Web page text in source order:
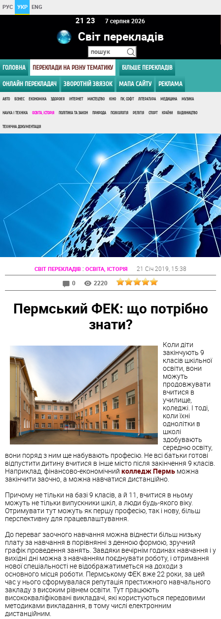
РУС УКР ENG
21 23 7 серпня 2026
Світ перекладів
ГОЛОВНА ПЕРЕКЛАДИ НА РІЗНУ ТЕМАТИКУ БІЛЬШЕ ПЕРЕКЛАДІВ
ОНЛАЙН ПЕРЕКЛАДАЧ ЗВОРОТНІЙ ЗВЯЗОК МАПА САЙТУ РЕКЛАМА
АВТО БІЗНЕС ЕКОНОМІКА ЗДОРОВ'Я ІНТЕРНЕТ МИСТЕЦТВО КІНО ПК, СОФТ ЛІТЕРАТУРА МЕДИЦИНА МУЗИКА
НАУКА І ТЕХНІКА ОСВІТА, ІСТОРІЯ ПОЛІТИКА ТА ЗАКОН ПРИРОДА ПСИХОЛОГІЯ РЕЛІГІЯ СПОРТ КРАЇНИ БУДІВНИЦТВО
ТЕХНІЧНА ДОКУМЕНТАЦІЯ
СВІТ ПЕРЕКЛАДІВ : ОСВІТА, ІСТОРІЯ 21 Січ 2019 , 15:38
0
2220
Пермський ФЕК: що потрібно
знати?
Коли діти
закінчують 9
класів шкільної
освіти, вони
можуть
продовжувати
вчитися в
училище,
коледжі. І тоді,
коли їхні
однолітки в
школі
здобувають
середню освіту,
вони поряд з ним ще набувають професію. Не всі батьки готові
відпустити дитину вчитися в інше місто після закінчення 9 класів.
Наприклад, фінансово-економічний колледж Пермь можна
закінчити заочно, а можна навчатися дистанційно.
Причому не тільки на базі 9 класів, а й 11, вчитися в ньому
можуть не тільки випускники шкіл, а люди будь-якого віку.
Отримувати тут можуть як першу професію, так і нову, більш
перспективну для працевлаштування.
До переваг заочного навчання можна віднести більш низьку
плату за навчання в порівнянні з денною формою, зручний
графік проведення занять. Завдяки вечірнім годинах навчання і у
вихідні дні можна з навчанням поєднувати роботу, і отримання
нової спеціальності не відображатиметься на доходи з
основного місця роботи. Пермському ФЕК вже 22 роки, за цей
час у нього сформувалася репутація престижного навчального
закладу з високим рівнем освіти. Тут працюють
висококваліфіковані викладачі, які користуються передовими
методиками викладання, в тому числі електронним
дистанційним.